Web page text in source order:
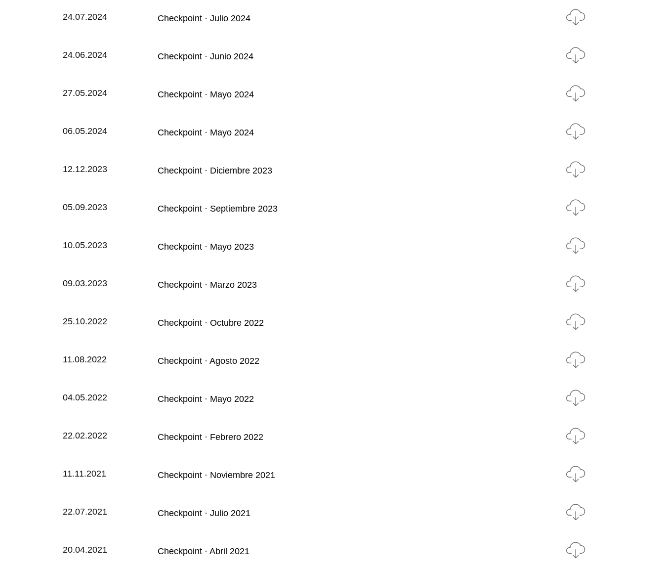
24.07.2024 Checkpoint · Julio 2024
24.06.2024 Checkpoint · Junio 2024
27.05.2024 Checkpoint · Mayo 2024
06.05.2024 Checkpoint · Mayo 2024
12.12.2023 Checkpoint · Diciembre 2023
05.09.2023 Checkpoint · Septiembre 2023
10.05.2023 Checkpoint · Mayo 2023
09.03.2023 Checkpoint · Marzo 2023
25.10.2022 Checkpoint · Octubre 2022
11.08.2022 Checkpoint · Agosto 2022
04.05.2022 Checkpoint · Mayo 2022
22.02.2022 Checkpoint · Febrero 2022
11.11.2021 Checkpoint · Noviembre 2021
22.07.2021 Checkpoint · Julio 2021
20.04.2021 Checkpoint · Abril 2021